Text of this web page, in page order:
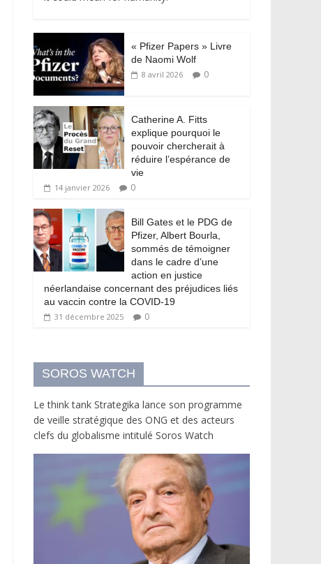
« Pfizer Papers » Livre
de Naomi Wolf
8 avril 2026 0
Catherine A. Fitts
explique pourquoi le
pouvoir chercherait à
réduire l’espérance de
vie
14 janvier 2026 0
Bill Gates et le PDG de
Pfizer, Albert Bourla,
sommés de témoigner
dans le cadre d’une
action en justice
néerlandaise concernant des préjudices liés
au vaccin contre la COVID-19
31 décembre 2025 0
SOROS WATCH
Le think tank Strategika lance son programme
de veille stratégique des ONG et des acteurs
clefs du globalisme intitulé Soros Watch